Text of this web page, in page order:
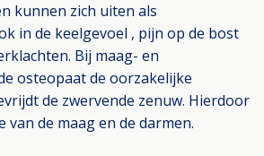
kunnen zich uiten als
in de keelgevoel , pijn op de bost
Bij maag- en
osteopaat de oorzakelijke
de zwervende zenuw. Hierdoor
de maag en de darmen.